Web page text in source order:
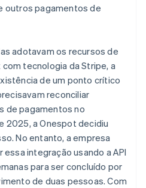
outros pagamentos de
adotavam os recursos de
tecnologia da Stripe, a
de um ponto crítico
reconciliar
de pagamentos no
2025, a Onespot decidiu
No entanto, a empresa
integração usando a API
para ser concluído por
de duas pessoas. Com